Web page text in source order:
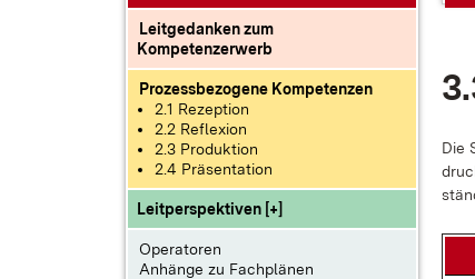
Leitgedanken zum
Kompetenzerwerb
Prozessbezogene Kompetenzen
2.1 Rezeption
2.2 Reflexion
2.3 Produktion
2.4 Präsentation
Leitperspektiven [+]
Operatoren
Anhänge zu Fachplänen
Die